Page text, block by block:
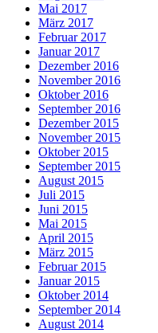
Mai 2017
März 2017
Februar 2017
Januar 2017
Dezember 2016
November 2016
Oktober 2016
September 2016
Dezember 2015
November 2015
Oktober 2015
September 2015
August 2015
Juli 2015
Juni 2015
Mai 2015
April 2015
März 2015
Februar 2015
Januar 2015
Oktober 2014
September 2014
August 2014